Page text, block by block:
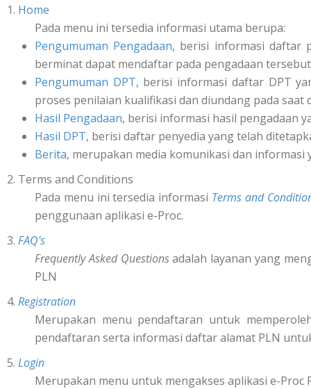
1. Home
Pada menu ini tersedia informasi utama berupa:
Pengumuman Pengadaan, berisi informasi daftar
berminat dapat mendaftar pada pengadaan
Pengumuman DPT, berisi informasi daftar DPT
proses penilaian kualifikasi dan diundang pada
Hasil Pengadaan, berisi informasi hasil pengadaan
Hasil DPT, berisi daftar penyedia yang telah
Berita, merupakan media komunikasi dan
2. Terms and Conditions
Pada menu ini tersedia informasi Terms and
penggunaan aplikasi e-Proc.
3. FAQ's
Frequently Asked Questionsadalah layanan yang
PLN
4. Registration
Merupakan menu pendaftaran untuk
pendaftaran serta informasi daftar alamat PLN
5. Login
Merupakan menu untuk mengakses aplikasi e-